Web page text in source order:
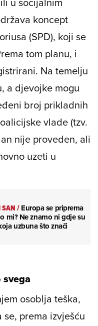
koncept
(SPD), koji se
tom planu, i
Na temelju
a djevojke mogu
broj prikladnih
vlade (tzv.
nije proveden, ali
uzeti u
/Europa se priprema
mi? Ne znamo ni gdje su
uzbuna što znači
osoblja teška,
prema izvješću